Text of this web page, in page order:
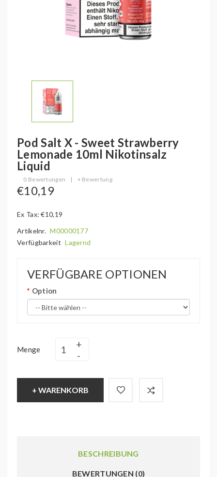
Pod Salt X - Sweet Strawberry
Lemonade 10ml Nikotinsalz
Liquid
0 Bewertungen | + Bewertung
€10,19
Ex Tax: €10,19
Artikelnr. M00000177
Verfügbarkeit Lagernd
VERFÜGBARE OPTIONEN
Option
Menge
+ WARENKORB
BESCHREIBUNG
BEWERTUNGEN (0)